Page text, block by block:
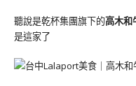
聽說是乾杯集團旗下的高木和
是這家了